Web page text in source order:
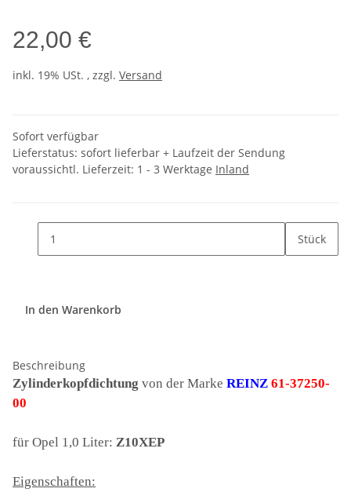
22,00 €
inkl. 19% USt. , zzgl. Versand
Sofort verfügbar
Lieferstatus: sofort lieferbar + Laufzeit der Sendung
voraussichtl. Lieferzeit: 1 - 3 Werktage Inland
Stück
In den Warenkorb
Beschreibung
Zylinderkopfdichtung von der Marke REINZ 61-37250-
00
für Opel 1,0 Liter: Z10XEP
Eigenschaften: